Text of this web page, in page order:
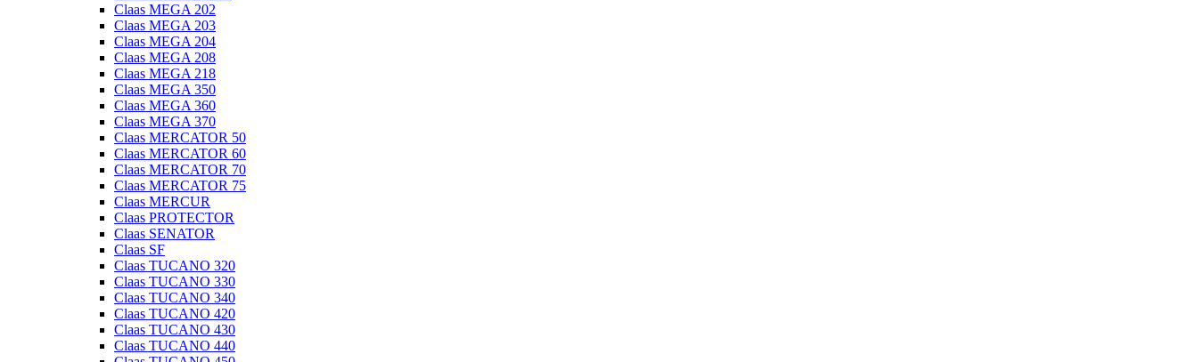
Claas MEGA 202
Claas MEGA 203
Claas MEGA 204
Claas MEGA 208
Claas MEGA 218
Claas MEGA 350
Claas MEGA 360
Claas MEGA 370
Claas MERCATOR 50
Claas MERCATOR 60
Claas MERCATOR 70
Claas MERCATOR 75
Claas MERCUR
Claas PROTECTOR
Claas SENATOR
Claas SF
Claas TUCANO 320
Claas TUCANO 330
Claas TUCANO 340
Claas TUCANO 420
Claas TUCANO 430
Claas TUCANO 440